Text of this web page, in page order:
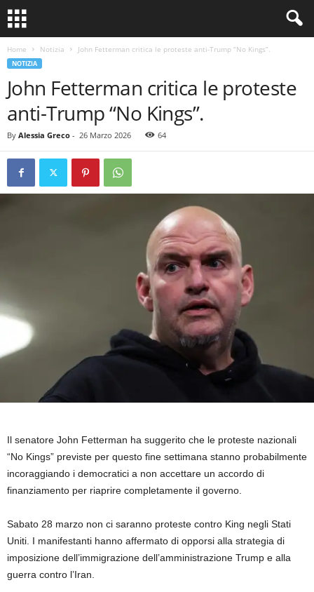
Home Notizia John Fetterman critica le proteste anti-Trump “No Kings”.
NOTIZIA
John Fetterman critica le proteste
anti-Trump “No Kings”.
By Alessia Greco - 26 Marzo 2026 64
Il senatore John Fetterman ha suggerito che le proteste nazionali
“No Kings” previste per questo fine settimana stanno probabilmente
incoraggiando i democratici a non accettare un accordo di
finanziamento per riaprire completamente il governo.
Sabato 28 marzo non ci saranno proteste contro King negli Stati
Uniti. I manifestanti hanno affermato di opporsi alla strategia di
imposizione dell’immigrazione dell’amministrazione Trump e alla
guerra contro l’Iran.